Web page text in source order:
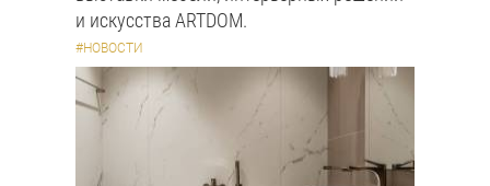
и искусства ARTDOM.
#НОВОСТИ